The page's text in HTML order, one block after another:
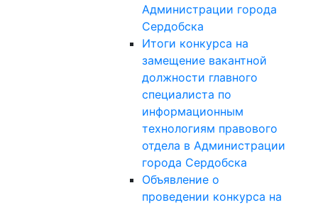
Администрации города
Сердобска
Итоги конкурса на
замещение вакантной
должности главного
специалиста по
информационным
технологиям правового
отдела в Администрации
города Сердобска
Объявление о
проведении конкурса на